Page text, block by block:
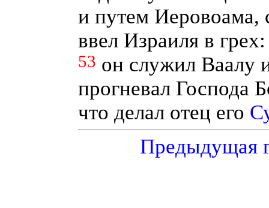
и путем Иеровоама,
ввел Израиля в
53 он служил Ваалу
прогневал Господа
что делал отец его
Предыдущая